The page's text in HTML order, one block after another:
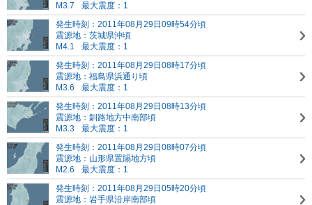
M3.7
最大震度：1
発生時刻：2011年08月29日09時54分頃
震源地：茨城県沖頃
M4.1
最大震度：1
発生時刻：2011年08月29日08時17分頃
震源地：福島県浜通り頃
M3.6
最大震度：1
発生時刻：2011年08月29日08時13分頃
震源地：釧路地方中南部頃
M3.3
最大震度：1
発生時刻：2011年08月29日08時07分頃
震源地：山形県置賜地方頃
M2.6
最大震度：1
発生時刻：2011年08月29日05時20分頃
震源地：岩手県沿岸南部頃